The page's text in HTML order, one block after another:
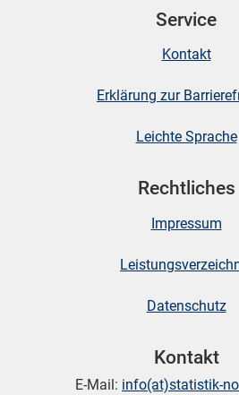
Service
Kontakt
Erklärung zur
Leichte Sprache
Rechtliches
Impressum
Datenschutz
Kontakt
E-Mail: info(at)statistik-